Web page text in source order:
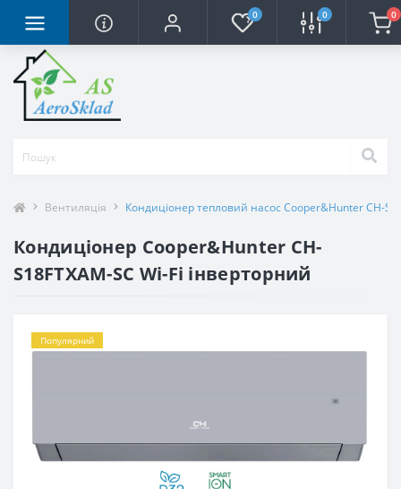
0 0 0
Вентиляція Кондиціонер тепловий насос Cooper&Hunter CH-
Кондиціонер Cooper&Hunter CH-
S18FTXAM-SC Wi-Fi інверторний
Популярний